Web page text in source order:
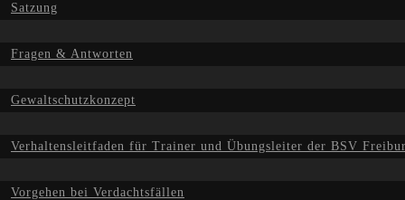
Satzung
Fragen & Antworten
Gewaltschutzkonzept
Verhaltensleitfaden für Trainer und Übungsleiter der BSV
Vorgehen bei Verdachtsfällen